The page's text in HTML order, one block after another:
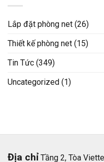
Lắp đặt phòng net (26)
Thiết kế phòng net (15)
Tin Tức (349)
Uncategorized (1)
Địa chỉTầng 2, Tòa